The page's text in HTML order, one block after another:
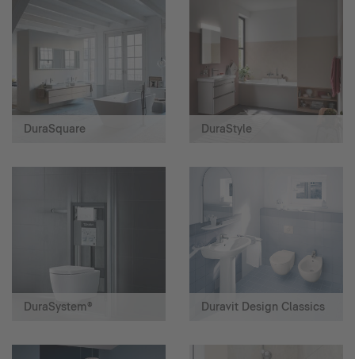
DuraSquare DuraStyle
DuraSystem® Duravit Design Classics